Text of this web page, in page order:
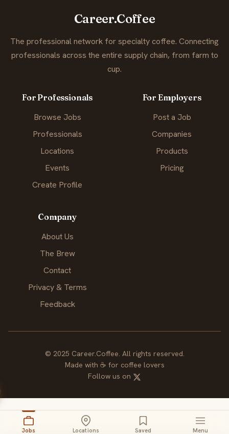
Career.Coffee
The professional network for specialty coffee. Connecting
professionals across the entire supply chain, from farm to
cup.
For Professionals
Browse Jobs
Professionals
Locations
Events
Create Profile
For Employers
Post a Job
Companies
Products
Pricing
Company
About Us
The Brew
Contact
Privacy & Terms
Feedback
© 2025 Career.Coffee. All rights reserved.
Made with ☕ for coffee lovers
Follow us on
Jobs Locations Saved Menu